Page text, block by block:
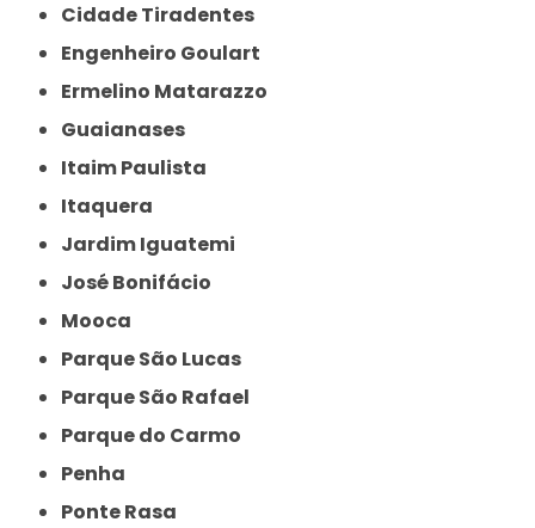
Cidade Tiradentes
Engenheiro Goulart
Ermelino Matarazzo
Guaianases
Itaim Paulista
Itaquera
Jardim Iguatemi
José Bonifácio
Mooca
Parque São Lucas
Parque São Rafael
Parque do Carmo
Penha
Ponte Rasa